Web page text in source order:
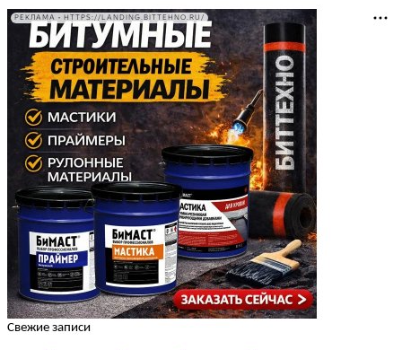
РЕКЛАМА • HTTPS://LANDING.BITTEHNO.RU/
Свежие записи